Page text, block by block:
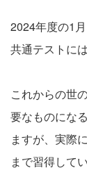
2024年度の1
共通テストに
これからの世
要なものにな
ますが、実際
まで習得して